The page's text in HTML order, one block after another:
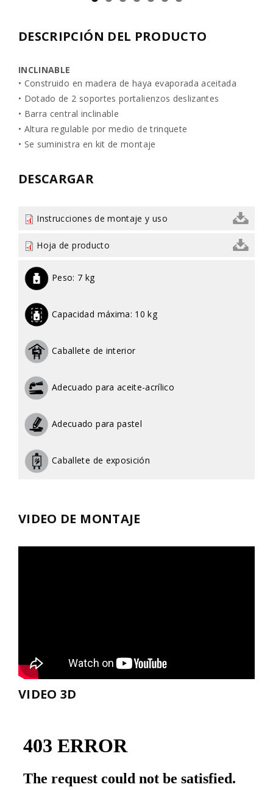
DESCRIPCIÓN DEL PRODUCTO
INCLINABLE
• Construido en madera de haya evaporada aceitada
• Dotado de 2 soportes portalienzos deslizantes
• Barra central inclinable
• Altura regulable por medio de trinquete
• Se suministra en kit de montaje
DESCARGAR
Instrucciones de montaje y uso
Hoja de producto
Peso: 7 kg
Capacidad máxima: 10 kg
Caballete de interior
Adecuado para aceite-acrílico
Adecuado para pastel
Caballete de exposición
VIDEO DE MONTAJE
VIDEO 3D